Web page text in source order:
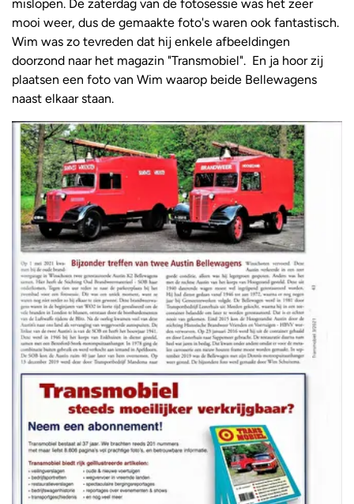
mislopen. De zaterdag van de fotosessie was het zeer
mooi weer, dus de gemaakte foto's waren ook fantastisch.
Wim was zo tevreden dat hij enkele afbeeldingen
doorzond naar het magazin "Transmobiel". En ja hoor zij
plaatsen een foto van Wim waarop beide Bellewagens
naast elkaar staan.